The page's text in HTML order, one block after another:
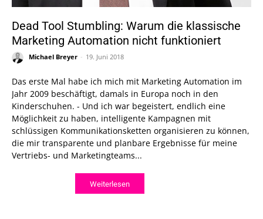
Dead Tool Stumbling: Warum die klassische
Marketing Automation nicht funktioniert
Michael Breyer - 19. Juni 2018
Das erste Mal habe ich mich mit Marketing Automation im
Jahr 2009 beschäftigt, damals in Europa noch in den
Kinderschuhen. - Und ich war begeistert, endlich eine
Möglichkeit zu haben, intelligente Kampagnen mit
schlüssigen Kommunikationsketten organisieren zu können,
die mir transparente und planbare Ergebnisse für meine
Vertriebs- und Marketingteams...
Weiterlesen